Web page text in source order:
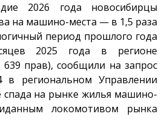
2026 года новосибирцы
на машино-места — в 1,5 раза
период прошлого года
2025 года в регионе
639 прав), сообщили на запрос
в региональном Управлении
спада на рынке жилья машино-
локомотивом рынка